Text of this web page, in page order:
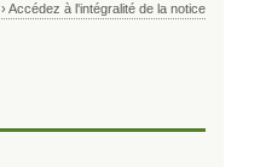
› Accédez à l'intégralité de la notice